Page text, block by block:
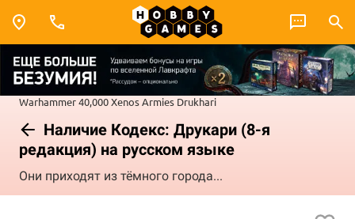
Warhammer 40,000Xenos Armies Drukhari
Наличие Кодекс: Друкари (8-я
редакция) на русском языке
Они приходят из тёмного города...